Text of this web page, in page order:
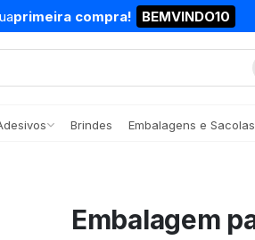
primeira compra! BEMVINDO10
Brindes Embalagens e Sacolas
Embalagem